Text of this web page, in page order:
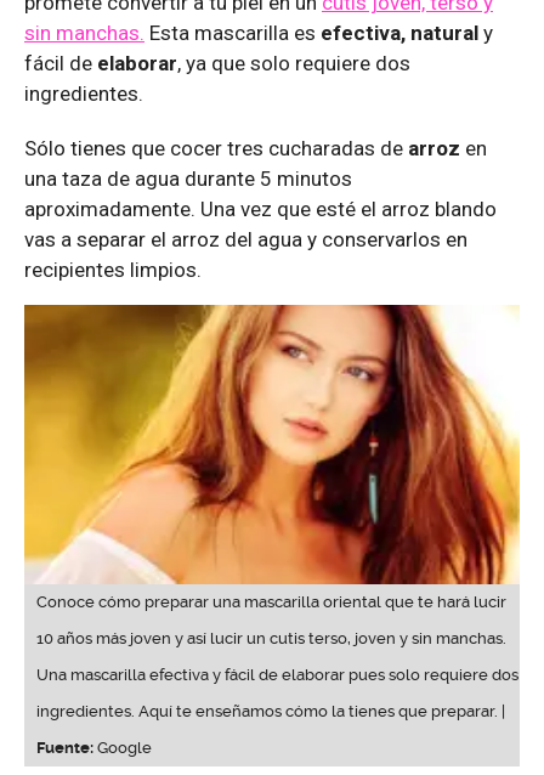
sin manchas. Esta mascarilla es efectiva, natural y
fácil de elaborar, ya que solo requiere dos
ingredientes.
Sólo tienes que cocer tres cucharadas de arroz en
una taza de agua durante 5 minutos
aproximadamente. Una vez que esté el arroz blando
vas a separar el arroz del agua y conservarlos en
recipientes limpios.
Conoce cómo preparar una mascarilla oriental que te hará lucir
10 años más joven y así lucir un cutis terso, joven y sin manchas.
Una mascarilla efectiva y fácil de elaborar pues solo requiere dos
ingredientes. Aquí te enseñamos cómo la tienes que preparar. |
Fuente: Google